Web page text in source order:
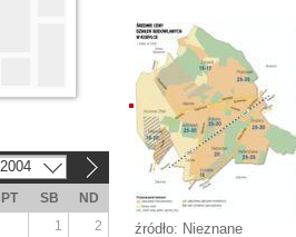
źródło: Nieznane
2004
PT SB
ND
1
2